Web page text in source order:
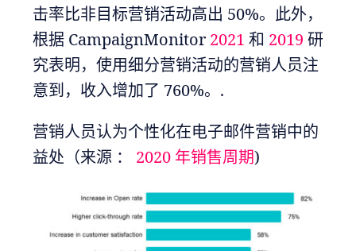
击率比非目标营销活动高出 50%。此外，
根据 CampaignMonitor2021 和 2019 研
究表明，使用细分营销活动的营销人员注
意到，收入增加了 760%。.
营销人员认为个性化在电子邮件营销中的
益处（来源 ： 2020 年销售周期)